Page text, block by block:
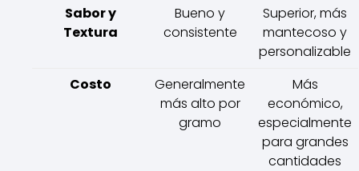
Sabor y
Textura
Bueno y
consistente
Superior, más
mantecoso y
personalizable
Costo
Generalmente
más alto por
gramo
Más
económico,
especialmente
para grandes
cantidades